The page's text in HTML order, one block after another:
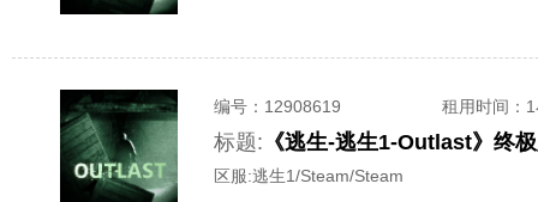
编号： 12908619 租用时间 ：
标题: 《逃生-逃生1-Outlast》终
区服:逃生1/Steam/Steam